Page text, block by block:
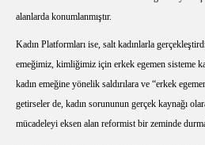
alanlarda konumlanmıştır.
Kadın Platformları ise, salt kadınlarla
emeğimiz, kimliğimiz için erkek egemen sisteme
kadın emeğine yönelik saldırılara ve “erkek
getirseler de, kadın sorununun gerçek kaynağı
mücadeleyi eksen alan reformist bir zeminde